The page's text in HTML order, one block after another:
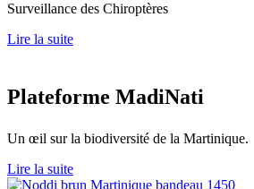
Surveillance des Chiroptères
Lire la suite
Plateforme MadiNati
Un œil sur la biodiversité de la Martinique.
Lire la suite